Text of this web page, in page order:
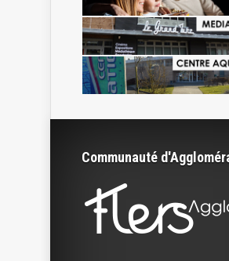
Communauté